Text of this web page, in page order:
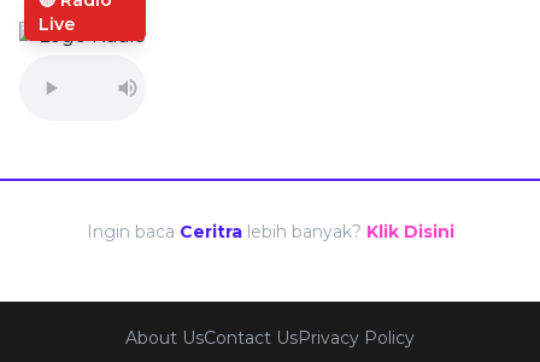
Live
Ingin baca Ceritra lebih banyak? Klik Disini
About UsContact UsPrivacy Policy